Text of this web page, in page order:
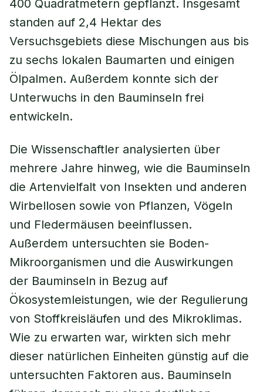
400 Quadratmetern gepflanzt. Insgesamt
standen auf 2,4 Hektar des
Versuchsgebiets diese Mischungen aus bis
zu sechs lokalen Baumarten und einigen
Ölpalmen. Außerdem konnte sich der
Unterwuchs in den Bauminseln frei
entwickeln.
Die Wissenschaftler analysierten über
mehrere Jahre hinweg, wie die Bauminseln
die Artenvielfalt von Insekten und anderen
Wirbellosen sowie von Pflanzen, Vögeln
und Fledermäusen beeinflussen.
Außerdem untersuchten sie Boden-
Mikroorganismen und die Auswirkungen
der Bauminseln in Bezug auf
Ökosystemleistungen, wie der Regulierung
von Stoffkreisläufen und des Mikroklimas.
Wie zu erwarten war, wirkten sich mehr
dieser natürlichen Einheiten günstig auf die
untersuchten Faktoren aus. Bauminseln